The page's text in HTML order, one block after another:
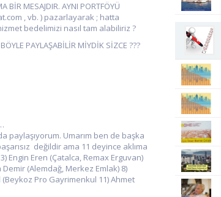
BİR MESAJDIR. AYNI PORTFÖYÜ
, vb. ) pazarlayarak ; hatta
bedelimizi nasıl tam alabiliriz ?
PAYLAŞABİLİR MİYDİK SİZCE ???
paylaşıyorum. Umarım ben de başka
değildir ama 11 deyince aklıma
Engin Eren (Çatalca, Remax Erguvan)
(Alemdağ, Merkez Emlak) 8)
(Beykoz Pro Gayrimenkul 11) Ahmet